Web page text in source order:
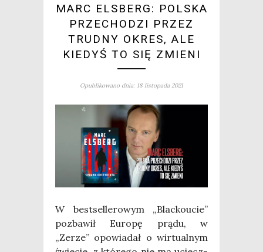
MARC ELSBERG: POLSKA
PRZECHODZI PRZEZ
TRUDNY OKRES, ALE
KIEDYŚ TO SIĘ ZMIENI
Opublikowano dnia: 18 listopada 2021
W best­sel­le­ro­wym „Blac­ko­ucie”
pozba­wił Euro­pę prą­du, w
„Zerze” opo­wia­dał o wir­tu­al­nym